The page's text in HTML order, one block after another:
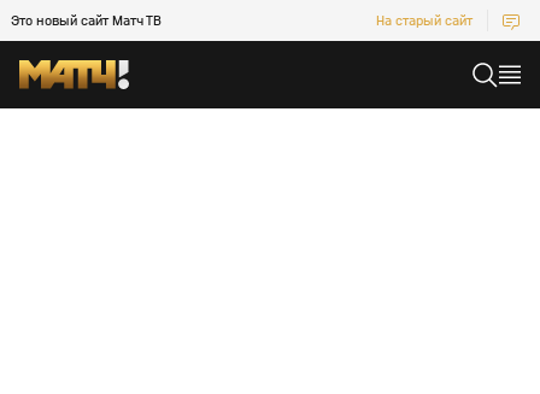
Это новый сайт Матч ТВ На старый сайт